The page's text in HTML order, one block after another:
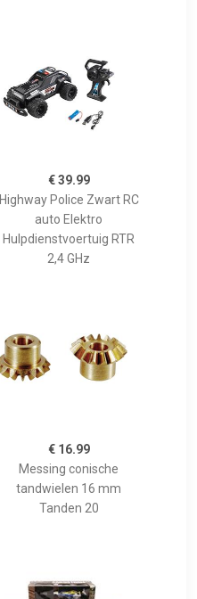
€ 39.99
Highway Police Zwart RC
auto Elektro
Hulpdienstvoertuig RTR
2,4 GHz
€ 16.99
Messing conische
tandwielen 16 mm
Tanden 20